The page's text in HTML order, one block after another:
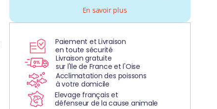
En savoir plus
Paiement et Livraison
en toute sécurité
Livraison gratuite
sur l'Ile de France et l'Oise
Acclimatation des poissons
à votre domicile
Elevage français et
défenseur de la cause animale